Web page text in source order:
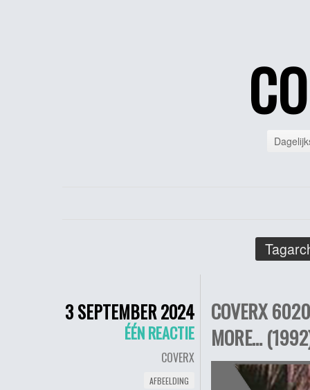
3 SEPTEMBER 2024
ÉÉN REACTIE
COVERX
AFBEELDING
COVERX
MORE…